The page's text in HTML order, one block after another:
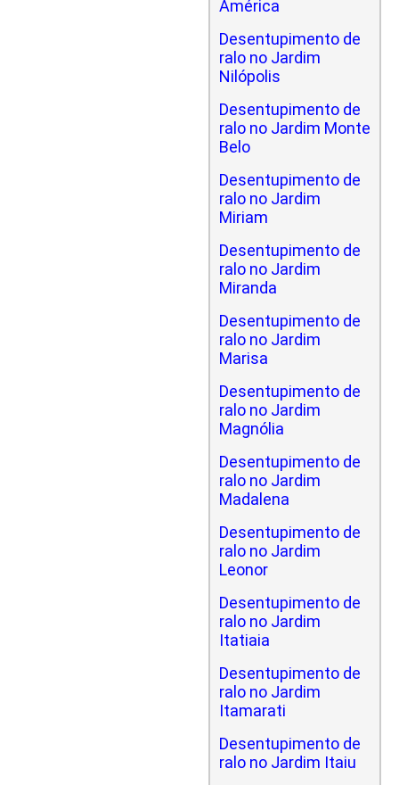
América
Desentupimento de
ralo no Jardim
Nilópolis
Desentupimento de
ralo no Jardim Monte
Belo
Desentupimento de
ralo no Jardim
Miriam
Desentupimento de
ralo no Jardim
Miranda
Desentupimento de
ralo no Jardim
Marisa
Desentupimento de
ralo no Jardim
Magnólia
Desentupimento de
ralo no Jardim
Madalena
Desentupimento de
ralo no Jardim
Leonor
Desentupimento de
ralo no Jardim
Itatiaia
Desentupimento de
ralo no Jardim
Itamarati
Desentupimento de
ralo no Jardim Itaiu